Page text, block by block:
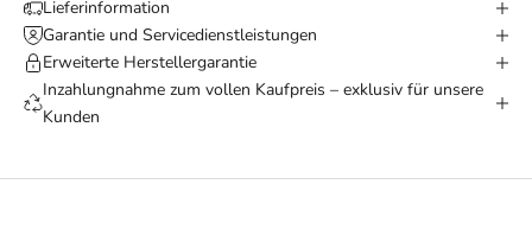
Lieferinformation
Garantie und Servicedienstleistungen
Erweiterte Herstellergarantie
Inzahlungnahme zum vollen Kaufpreis – exklusiv für unsere
Kunden